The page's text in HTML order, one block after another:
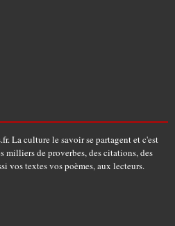
La culture le savoir se partagent et c'est
milliers de proverbes, des citations, des
vos textes vos poèmes, aux lecteurs.